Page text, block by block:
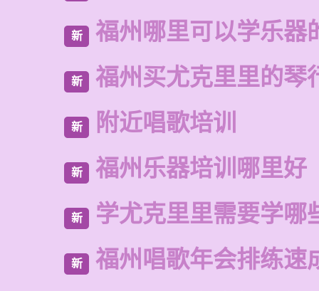
新 福州哪里可以学乐器
新 福州买尤克里里的琴
新 附近唱歌培训
新 福州乐器培训哪里好
新 学尤克里里需要学哪
新 福州唱歌年会排练速